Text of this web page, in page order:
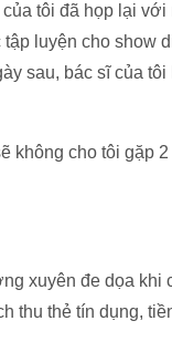
tôi đã họp lại
luyện cho show
sau, bác sĩ của
không cho tôi gặp
xuyên đe dọa khi
thu thẻ tín dụng,